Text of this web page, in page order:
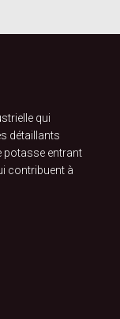
qui
détaillants
potasse entrant
contribuent à